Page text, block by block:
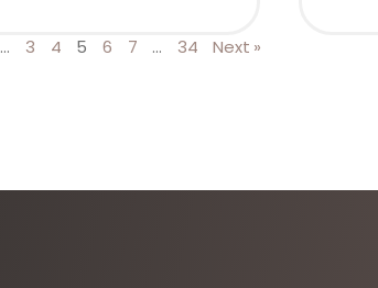
… 3 4 5 6 7 … 34 Next »